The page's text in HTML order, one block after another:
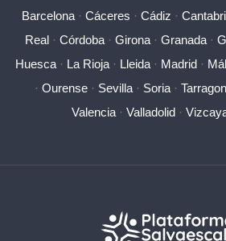
Barcelona· Cáceres · Cádiz ·
Real · Córdoba · Girona · Granada ·
Huesca· La Rioja· Lleida· Madrid·
· Ourense· Sevilla· Soria·
Valencia · Valladolid ·